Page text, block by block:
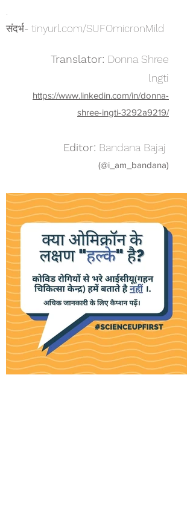
.
संदर्भ- tinyurl.com/SUFOmicronMild
Translator: Donna Shree
lngti
https://www.linkedin.com/in/donna-
shree-ingti-3292a9219/
Editor: Bandana Bajaj
(@i_am_bandana)